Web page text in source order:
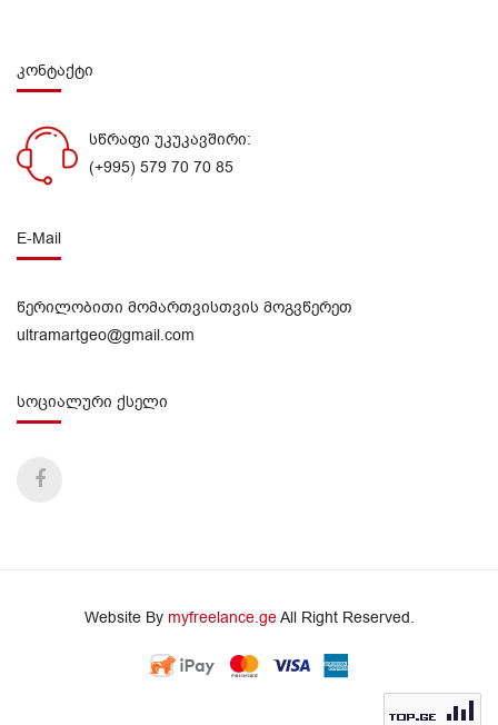
კონტაქტი
სწრაფი უკუკავშირი:
(+995) 579 70 70 85
E-Mail
წერილობითი მომართვისთვის მოგვწერეთ
ultramartgeo@gmail.com
სოციალური ქსელი
Website By myfreelance.geAll Right Reserved.